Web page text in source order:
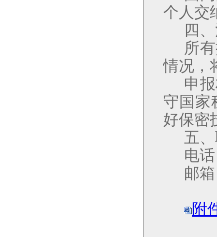
个人交
四
所有
情况，
申
守国家
好保密
五
电
邮
附